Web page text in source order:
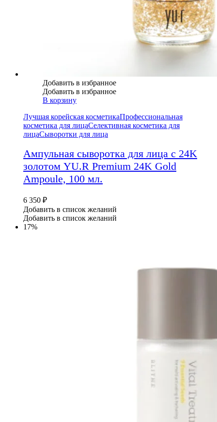
Добавить в избранное
Добавить в избранное
В корзину
Лучшая корейская косметикаПрофессиональная
косметика для лицаСелективная косметика для
лицаСыворотки для лица
Ампульная сыворотка для лица с 24K
золотом YU.R Premium 24K Gold
Ampoule, 100 мл.
6 350 ₽
Добавить в список желаний
Добавить в список желаний
17%